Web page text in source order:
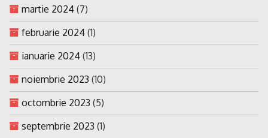
martie 2024 (7)
februarie 2024 (1)
ianuarie 2024 (13)
noiembrie 2023 (10)
octombrie 2023 (5)
septembrie 2023 (1)